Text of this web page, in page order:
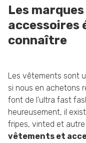
Les
accessoires
connaître
Les vêtements sont
si nous en achetons
font de l’ultra fast
heureusement, il
fripes, vinted et
vêtements et